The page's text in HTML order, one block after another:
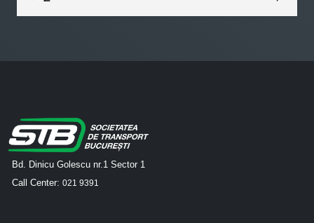
Bd. Dinicu Golescu nr.1 Sector 1
Call Center: 021 9391